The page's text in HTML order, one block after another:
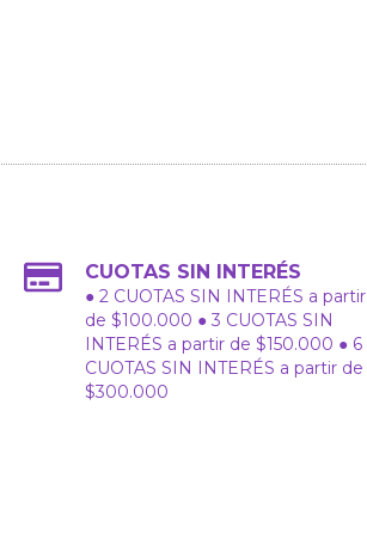
CUOTAS SIN INTERÉS
● 2 CUOTAS SIN INTERÉS a partir
de $100.000 ● 3 CUOTAS SIN
INTERÉS a partir de $150.000 ● 6
CUOTAS SIN INTERÉS a partir de
$300.000